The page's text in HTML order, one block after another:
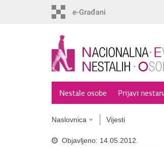
Nestale osobe Prijavi
Naslovnica Vijesti
Objavljeno: 14.05.2012.